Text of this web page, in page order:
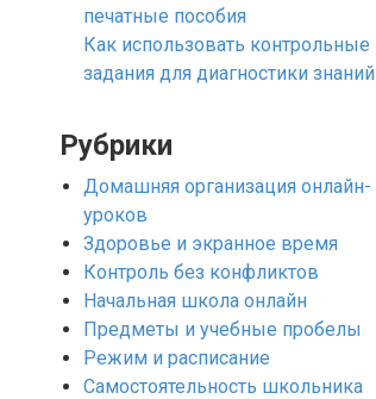
печатные пособия
Как использовать контрольные
задания для диагностики знаний
Рубрики
Домашняя организация онлайн-
уроков
Здоровье и экранное время
Контроль без конфликтов
Начальная школа онлайн
Предметы и учебные пробелы
Режим и расписание
Самостоятельность школьника